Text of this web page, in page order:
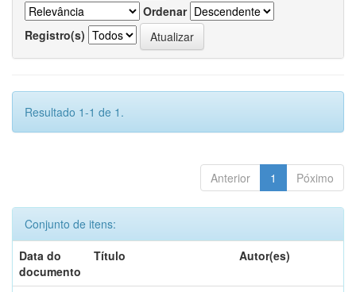
Ordenar
Registro(s)
Resultado 1-1 de 1.
Anterior 1 Póximo
Conjunto de itens:
Data do
documento
Título Autor(es)